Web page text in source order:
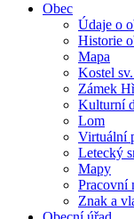
Obec
Údaje o
Historie
Mapa
Kostel
Zámek
Kulturní
Lom
Virtuální
Letecký
Mapy
Pracovní
Znak a